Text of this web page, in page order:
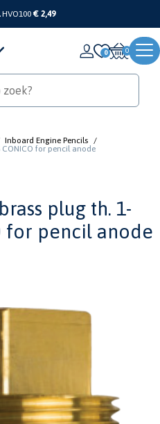
HVO100 € 2,49
0
Inboard Engine Pencils /
CONICO for pencil anode
plug th. 1-
for pencil anode